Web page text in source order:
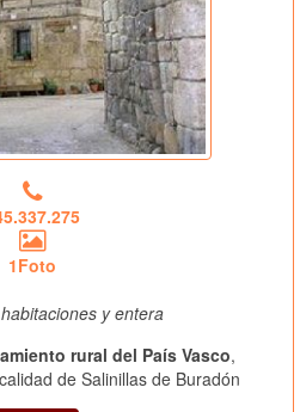
1Foto
y entera
rural del País Vasco,
de Salinillas de Buradón